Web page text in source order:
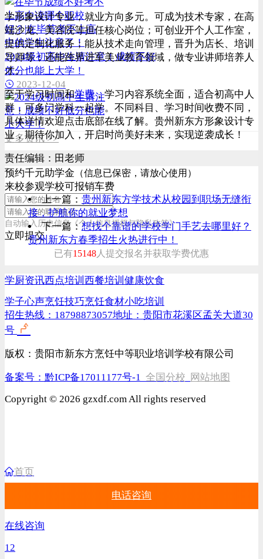
学形象设计专业，就业方向多元。可成为技术专家，在高
端沙龙、美容院等担任核心岗位；可创业开个人工作室，
提供定制化服务；能从技术走向管理，晋升为店长、培训
导师等；还能跨界进军美业教育领域，做专业讲师培养人
才。
至于学习时间和学费，学习内容系统全面，适合初高中人
群，可多门学科一起学。不同科目、学习时间收费不同，
具体详情欢迎点击底部在线了解。贵州新东方形象设计专
业，期待你加入，开启时尚美好未来，实现逆袭成长！
责任编辑： 田老师
上一篇： 贵州新东方学技术从校园到职场无缝衔
接，护航你的就业梦想
下一篇：想找个靠谱的学校学门手艺去哪里好？
贵州新东方春季招生火热进行中！
2024级初高中生请注意！成绩不好
低分也能上大学！
2023-12-04
更多资讯 >>
预约千元助学金 （信息已保密，请放心使用）
来校参观学校可报销车费
自动输入历史信息《个人信息授权与隐私政策》
立即提交
已有15148 人提交报名并获取学费优惠
学厨资讯西点培训 西餐培训 健康饮食
学子心声烹饪技巧烹饪食材小吃培训
招生热线：18798873057地址：贵阳市花溪区孟关大道30
号
版权：贵阳市新东方烹饪中等职业培训学校有限公司
备案号： 黔ICP备17011177号-1 全国分校
网站地图
Copyright © 2026 gzxdf.com All rights reserved
首页
电话咨询
在线咨询
12